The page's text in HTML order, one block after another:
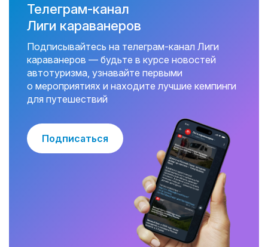
Телеграм-канал
Лиги караванеров
Подписывайтесь на телеграм-канал Лиги
караванеров — будьте в курсе новостей
автотуризма, узнавайте первыми
о мероприятиях и находите лучшие кемпинги
для путешествий
Подписаться